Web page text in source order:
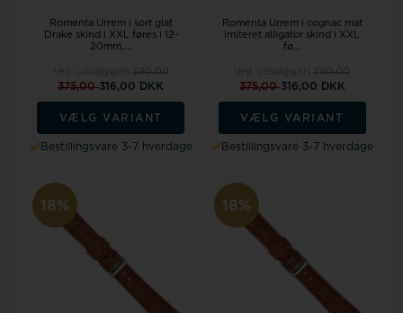
Romenta Urrem i sort glat
Drake skind i XXL føres i 12-
20mm,...
375,00316,00 DKK
VÆLG VARIANT
Bestillingsvare 3-7 hverdage
Romenta Urrem i cognac mat
imiteret alligator skind i XXL
fø...
375,00316,00 DKK
VÆLG VARIANT
Bestillingsvare 3-7 hverdage
18% 18%